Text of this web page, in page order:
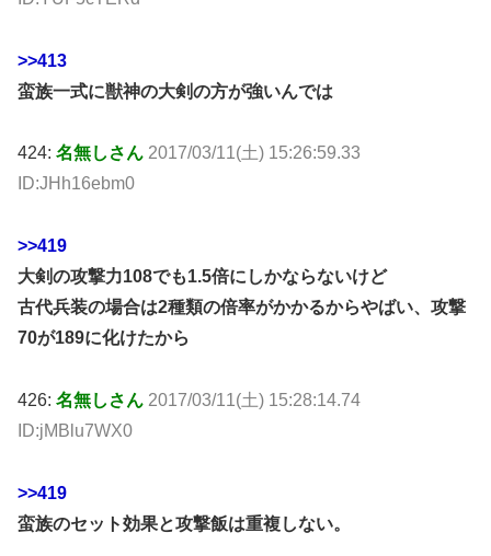
>>413
蛮族一式に獣神の大剣の方が強いんでは
424: 名無しさん 2017/03/11(土) 15:26:59.33
ID:JHh16ebm0
>>419
大剣の攻撃力108でも1.5倍にしかならないけど
古代兵装の場合は2種類の倍率がかかるからやばい、攻撃
70が189に化けたから
426: 名無しさん 2017/03/11(土) 15:28:14.74
ID:jMBlu7WX0
>>419
蛮族のセット効果と攻撃飯は重複しない。